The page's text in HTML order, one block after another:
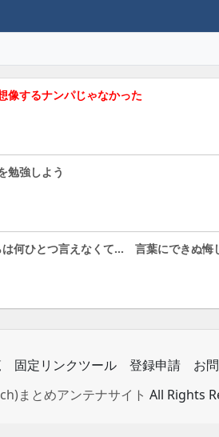
するナンパじゃなかった
勉強しよう
何ひとつ言えなくて… 言葉にできぬ悔
固定リンクツール 登録申請
お
まとめアンテナサイト All Rights